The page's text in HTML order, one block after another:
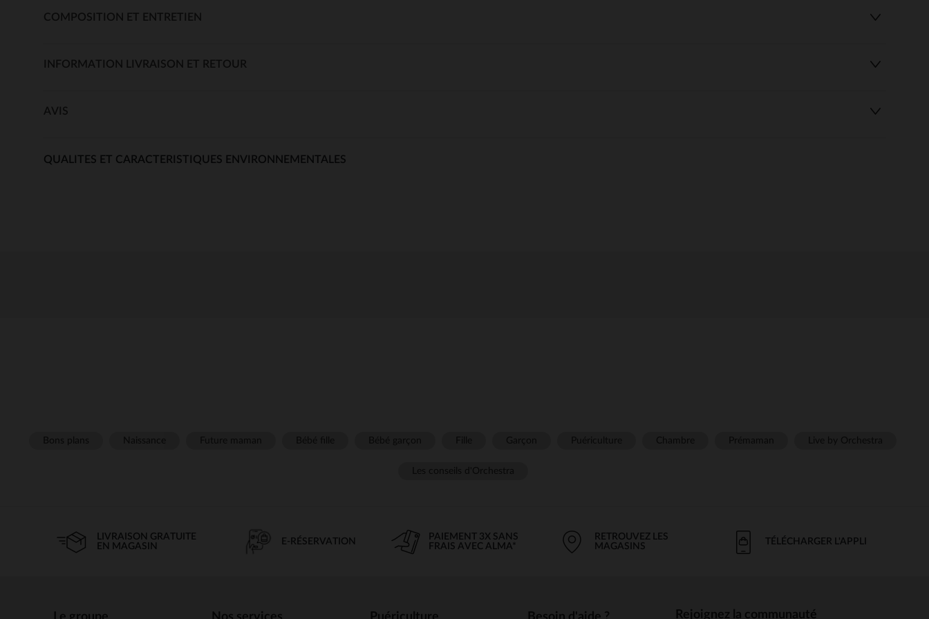
COMPOSITION ET ENTRETIEN
INFORMATION LIVRAISON ET RETOUR
AVIS
QUALITES ET CARACTERISTIQUES ENVIRONNEMENTALES
LIVRAISON GRATUITE
EN MAGASIN
E-RÉSERVATION
PAIEMENT 3X SANS
FRAIS AVEC ALMA*
RETROUVEZ LES
MAGASINS
TÉLÉCHARGER L'APPLI
Rejoignez la communauté